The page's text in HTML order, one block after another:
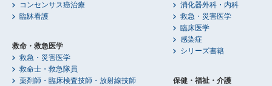
コンセンサス癌治療
臨牀看護
救命・救急医学
救急・災害医学
救命士・救急隊員
薬剤師・臨床検査技師・放射線技師
消化器外科・内科
救急・災害医学
臨床医学
感染症
シリーズ書籍
保健・福祉・介護